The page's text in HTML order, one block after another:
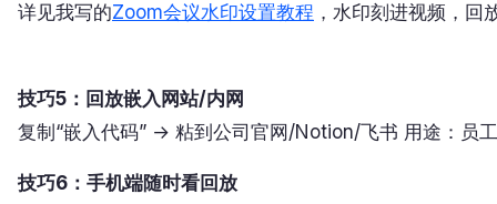
详见我写的Zoom会议水印设置教程 ，水印刻进视频，回
技巧5：回放嵌入网站/内网
复制“嵌入代码” → 粘到公司官网/Notion/飞书 用途：员
技巧6：手机端随时看回放